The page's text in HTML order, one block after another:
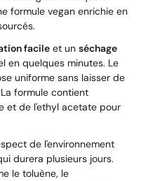
formule vegan enrichie en
facile et un séchage
en quelques minutes. Le
uniforme sans laisser de
formule contient
et de l'ethyl acetate pour
de l'environnement
durera plusieurs jours.
le toluène, le